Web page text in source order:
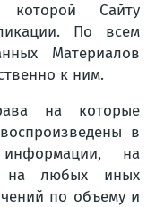
Сайту
По всем
Материалов
к ним.
на которые
в
на
на любых иных
по объему и